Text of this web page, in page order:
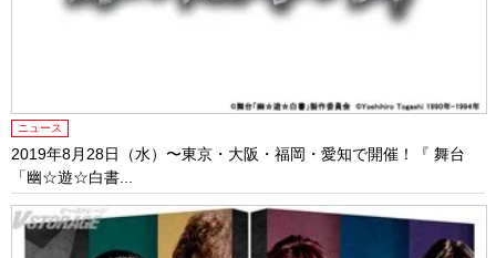
ニュース
2019年8月28日（水）〜東京・大阪・福岡・愛知で開催！『 舞台
「幽☆遊☆白書...